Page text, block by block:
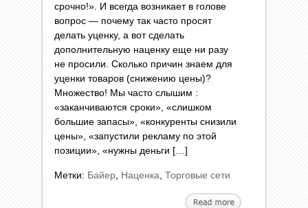
срочно!». И всегда возникает в голове
вопрос — почему так часто просят
делать уценку, а вот сделать
дополнительную наценку еще ни разу
не просили. Сколько причин знаем для
уценки товаров (снижению цены)?
Множество! Мы часто слышим :
«заканчиваются сроки», «слишком
большие запасы», «конкуренты снизили
цены», «запустили рекламу по этой
позиции», «нужны деньги […]
Метки: Байер Наценка Торговые сети